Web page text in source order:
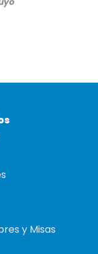
y Misas